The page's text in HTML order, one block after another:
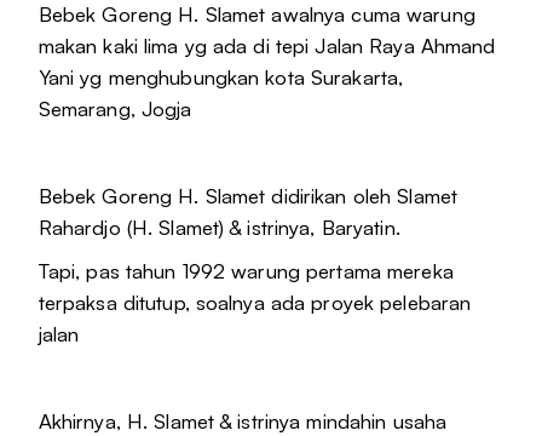
Bebek Goreng H. Slamet awalnya cuma warung
makan kaki lima yg ada di tepi Jalan Raya Ahmand
Yani yg menghubungkan kota Surakarta,
Semarang, Jogja
Bebek Goreng H. Slamet didirikan oleh Slamet
Rahardjo (H. Slamet) & istrinya, Baryatin.
Tapi, pas tahun 1992 warung pertama mereka
terpaksa ditutup, soalnya ada proyek pelebaran
jalan
Akhirnya, H. Slamet & istrinya mindahin usaha